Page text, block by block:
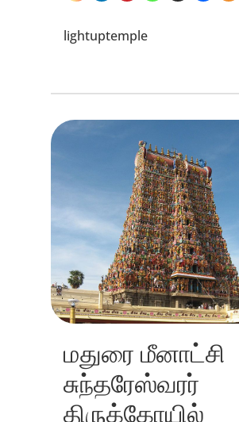
lightuptemple
மதுரை மீனாட்சி
சுந்தரேஸ்வரர்
திருக்கோயில்